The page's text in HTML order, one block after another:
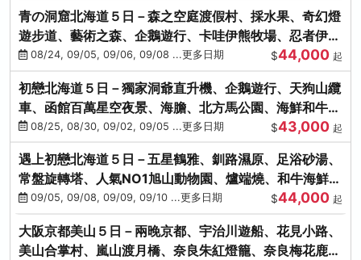
青の洞窟北海道５日－森之空庭渡假村、採水果、奇幻燈
遊步道、藝術之森、企鵝遊行、卡哇伊熊牧場、忍者伊達
時代村、螃蟹吃到飽
08/24, 09/05, 09/06, 09/08 ...更多日期 $44,000 起
初戀北海道５日－獨家洞爺直升機、企鵝遊行、天狗山纜
車、函館百萬星空夜景、海膽、北方馬公園、海鮮和牛螃
蟹吃到飽
08/25, 08/30, 09/02, 09/05 ...更多日期 $43,000 起
遇上初戀北海道５日－五星鶴雅、釧路濕原、足浴砂湯、
常盤旋轉塔、人氣NO1旭山動物園、爐端燒、和牛海鮮螃
蟹吃到飽
09/05, 09/08, 09/09, 09/10 ...更多日期 $44,000 起
大阪京都美山５日－兩晚京都、宇治川遊船、花見小路、
美山合掌村、嵐山渡月橋、奈良朱紅燈籠、奈良梅花鹿、